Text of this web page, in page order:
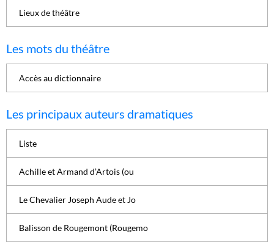
Lieux de théâtre
Les mots du théâtre
Accès au dictionnaire
Les principaux auteurs dramatiques
Liste
Achille et Armand d’Artois (ou
Le Chevalier Joseph Aude et Jo
Balisson de Rougemont (Rougemo